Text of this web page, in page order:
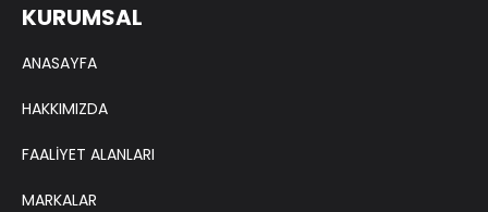
KURUMSAL
ANASAYFA
HAKKIMIZDA
FAALİYET ALANLARI
MARKALAR